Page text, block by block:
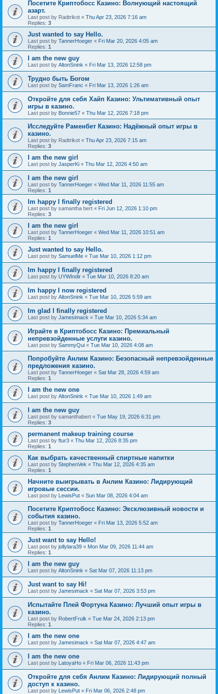
Посетите Криптобосс Казино: Волнующий настоящий
азарт.
Last post by Radtrikot « Thu Apr 23, 2026 7:16 am
Replies: 3
Just wanted to say Hello.
Last post by TannerHoeger « Fri Mar 20, 2026 4:05 am
Replies: 1
I am the new guy
Last post by AltonSnink « Fri Mar 13, 2026 12:58 pm
Трудно быть Богом
Last post by SamFranc « Fri Mar 13, 2026 1:26 am
Откройте для себя Хайп Казино: Ультимативный опыт
игры в казино.
Last post by Bonnie57 « Thu Mar 12, 2026 7:18 pm
Исследуйте Раменбет Казино: Надёжный опыт игры в
казино.
Last post by Radtrikot « Thu Apr 23, 2026 7:15 am
Replies: 3
I am the new girl
Last post by JasperKi « Thu Mar 12, 2026 4:50 am
I am the new girl
Last post by TannerHoeger « Wed Mar 11, 2026 11:55 am
Replies: 1
Im happy I finally registered
Last post by samantha bert « Fri Jun 12, 2026 1:10 pm
Replies: 3
I am the new girl
Last post by TannerHoeger « Wed Mar 11, 2026 10:51 am
Replies: 1
Just wanted to say Hello.
Last post by SamuelMe « Tue Mar 10, 2026 1:12 pm
Im happy I finally registered
Last post by UYWIndir « Tue Mar 10, 2026 8:20 am
Im happy I now registered
Last post by AltonSnink « Tue Mar 10, 2026 5:59 am
Im glad I finally registered
Last post by Jamesimack « Tue Mar 10, 2026 5:34 am
Играйте в Криптобосс Казино: Премиальный
непревзойденные услуги казино.
Last post by SammyQui « Tue Mar 10, 2026 4:08 am
Попробуйте Анлим Казино: Безопасный непревзойденные
предложения казино.
Last post by TannerHoeger « Sat Mar 28, 2026 4:59 am
Replies: 1
I am the new one
Last post by AltonSnink « Tue Mar 10, 2026 1:49 am
I am the new guy
Last post by samanthabert « Tue May 19, 2026 6:31 pm
Replies: 3
permanent makeup training course
Last post by ftur3 « Thu Mar 12, 2026 8:35 pm
Replies: 1
Как выбрать качественный спиртные напитки
Last post by StephenVek « Thu Mar 12, 2026 4:35 am
Replies: 1
Начните выигрывать в Анлим Казино: Лидирующий
игровые сессии.
Last post by LewisPut « Sun Mar 08, 2026 4:04 am
Посетите Криптобосс Казино: Эксклюзивный новости и
события казино.
Last post by TannerHoeger « Fri Mar 13, 2026 5:52 am
Replies: 1
Just want to say Hello!
Last post by jollylara39 « Mon Mar 09, 2026 11:44 am
Replies: 1
I am the new guy
Last post by AltonSnink « Sat Mar 07, 2026 11:13 pm
Just want to say Hi!
Last post by Jamesimack « Sat Mar 07, 2026 3:53 pm
Испытайте Плей Фортуна Казино: Лучший опыт игры в
казино.
Last post by RobertFrulk « Tue Mar 24, 2026 2:13 pm
Replies: 1
I am the new one
Last post by Jamesimack « Sat Mar 07, 2026 4:47 am
I am the new one
Last post by LatoyaHo « Fri Mar 06, 2026 11:43 pm
Откройте для себя Анлим Казино: Лидирующий полный
доступ к казино.
Last post by LewisPut « Fri Mar 06, 2026 2:48 pm